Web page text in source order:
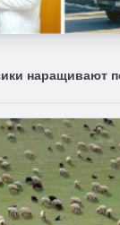
наращивают